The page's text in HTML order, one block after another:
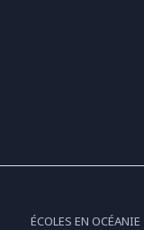
ÉCOLES EN OCÉANIE